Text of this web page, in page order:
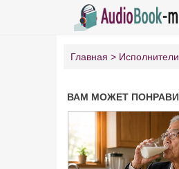
Главная Исполнители